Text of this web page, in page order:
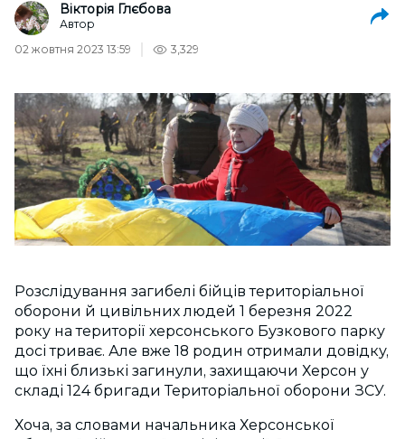
Вікторія Глєбова
Автор
02 жовтня 2023 13:59
3,329
Розслідування загибелі бійців територіальної
оборони й цивільних людей 1 березня 2022
року на території херсонського Бузкового парку
досі триває. Але вже 18 родин отримали довідку,
що їхні близькі загинули, захищаючи Херсон у
складі 124 бригади Територіальної оборони ЗСУ.
Хоча, за словами начальника Херсонської